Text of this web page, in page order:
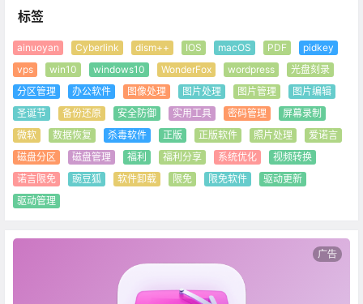
标签
ainuoyan Cyberlink dism++ IOS macOS PDF
pidkey
vps
win10 windows10 WonderFox wordpress
光盘刻录
分区管理
办公软件 图像处理 图片处理 图片管理
图片编辑
圣诞节
备份还原 安全防御 实用工具 密码管理
屏幕录制
微软
数据恢复 杀毒软件 正版 正版软件 照片处理
爱诺言
磁盘分区
磁盘管理 福利 福利分享 系统优化
视频转换
诺言限免
豌豆狐 软件卸载 限免 限免软件
驱动更新
驱动管理